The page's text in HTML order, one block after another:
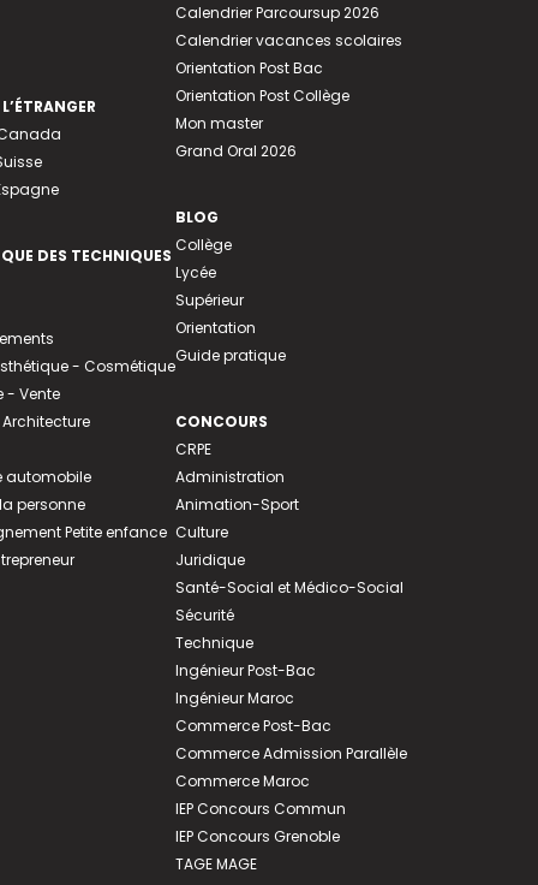
DES TECHNIQUES
- Cosmétique
- Vente
automobile
personne
Petite enfance
Calendrier Parcoursup 2026
Calendrier vacances scolaires
Orientation Post Bac
Orientation Post Collège
Mon master
Grand Oral 2026
BLOG
Collège
Lycée
Supérieur
Orientation
Guide pratique
CONCOURS
CRPE
Administration
Animation-Sport
Culture
Juridique
Santé-Social et Médico-Social
Sécurité
Technique
Ingénieur Post-Bac
Ingénieur Maroc
Commerce Post-Bac
Commerce Admission Parallèle
Commerce Maroc
IEP Concours Commun
IEP Concours Grenoble
TAGE MAGE